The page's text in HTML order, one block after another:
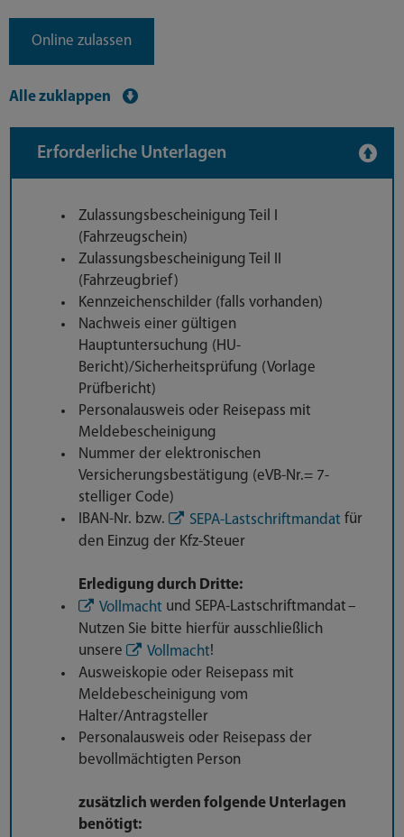
Online zulassen
Alle zuklappen
Erforderliche Unterlagen
Zulassungsbescheinigung Teil I
(Fahrzeugschein)
Zulassungsbescheinigung Teil II
(Fahrzeugbrief)
Kennzeichenschilder (falls vorhanden)
Nachweis einer gültigen
Hauptuntersuchung (HU-
Bericht)/Sicherheitsprüfung (Vorlage
Prüfbericht)
Personalausweis oder Reisepass mit
Meldebescheinigung
Nummer der elektronischen
Versicherungsbestätigung (eVB-Nr.= 7-
stelliger Code)
IBAN-Nr. bzw.
SEPA-Lastschriftmandat für
den Einzug der Kfz-Steuer
Erledigung durch Dritte:
Vollmacht und SEPA-Lastschriftmandat –
Nutzen Sie bitte hierfür ausschließlich
unsere
Vollmacht!
Ausweiskopie oder Reisepass mit
Meldebescheinigung vom
Halter/Antragsteller
Personalausweis oder Reisepass der
bevollmächtigten Person
zusätzlich werden folgende Unterlagen
benötigt: